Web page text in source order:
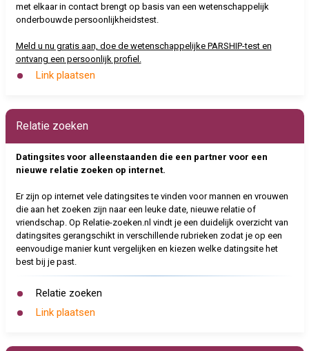
met elkaar in contact brengt op basis van een wetenschappelijk
onderbouwde persoonlijkheidstest.
Meld u nu gratis aan, doe de wetenschappelijke PARSHIP-test en
ontvang een persoonlijk profiel.
Link plaatsen
Relatie zoeken
Datingsites voor alleenstaanden die een partner voor een
nieuwe relatie zoeken op internet.
Er zijn op internet vele datingsites te vinden voor mannen en vrouwen
die aan het zoeken zijn naar een leuke date, nieuwe relatie of
vriendschap. Op Relatie-zoeken.nl vindt je een duidelijk overzicht van
datingsites gerangschikt in verschillende rubrieken zodat je op een
eenvoudige manier kunt vergelijken en kiezen welke datingsite het
best bij je past.
Relatie zoeken
Link plaatsen